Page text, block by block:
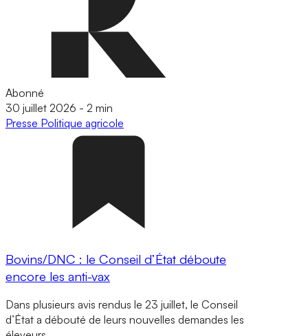
Abonné
30 juillet 2026 - 2 min
Presse Politique agricole
Bovins/DNC : le Conseil d’État déboute
encore les anti-vax
Dans plusieurs avis rendus le 23 juillet, le Conseil
d’État a débouté de leurs nouvelles demandes les